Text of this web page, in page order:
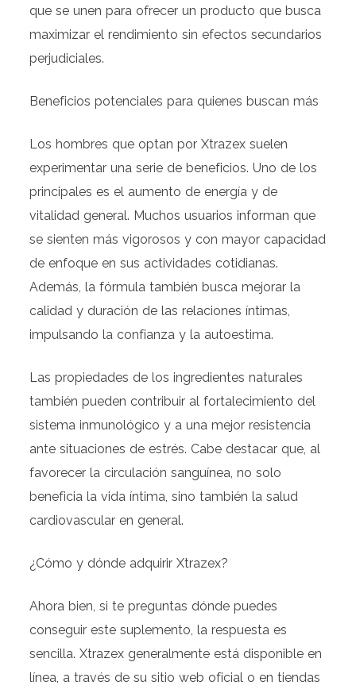
que se unen para ofrecer un producto que busca
maximizar el rendimiento sin efectos secundarios
perjudiciales.
Beneficios potenciales para quienes buscan más
Los hombres que optan por Xtrazex suelen
experimentar una serie de beneficios. Uno de los
principales es el aumento de energía y de
vitalidad general. Muchos usuarios informan que
se sienten más vigorosos y con mayor capacidad
de enfoque en sus actividades cotidianas.
Además, la fórmula también busca mejorar la
calidad y duración de las relaciones íntimas,
impulsando la confianza y la autoestima.
Las propiedades de los ingredientes naturales
también pueden contribuir al fortalecimiento del
sistema inmunológico y a una mejor resistencia
ante situaciones de estrés. Cabe destacar que, al
favorecer la circulación sanguínea, no solo
beneficia la vida íntima, sino también la salud
cardiovascular en general.
¿Cómo y dónde adquirir Xtrazex?
Ahora bien, si te preguntas dónde puedes
conseguir este suplemento, la respuesta es
sencilla. Xtrazex generalmente está disponible en
línea, a través de su sitio web oficial o en tiendas